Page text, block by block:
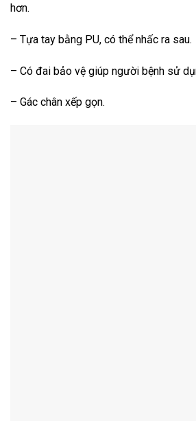
hơn.
– Tựa tay bằng PU, có thể nhấc ra sau.
– Có đai bảo vệ giúp người bệnh sử
– Gác chân xếp gọn.